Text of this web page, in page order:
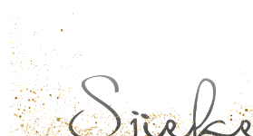
naar
de
inhoud